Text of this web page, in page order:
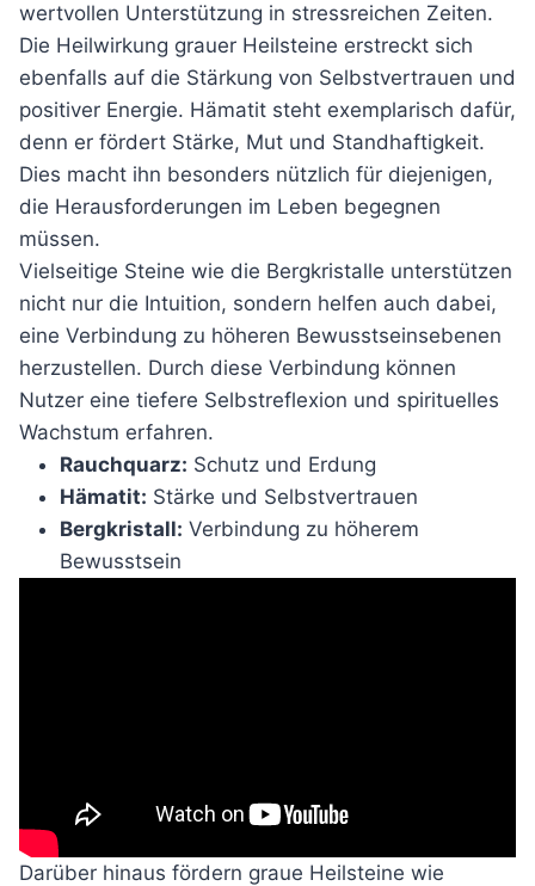
wertvollen Unterstützung in stressreichen Zeiten.
Die Heilwirkung grauer Heilsteine erstreckt sich
ebenfalls auf die Stärkung von Selbstvertrauen und
positiver Energie. Hämatit steht exemplarisch dafür,
denn er fördert Stärke, Mut und Standhaftigkeit.
Dies macht ihn besonders nützlich für diejenigen,
die Herausforderungen im Leben begegnen
müssen.
Vielseitige Steine wie die Bergkristalle unterstützen
nicht nur die Intuition, sondern helfen auch dabei,
eine Verbindung zu höheren Bewusstseinsebenen
herzustellen. Durch diese Verbindung können
Nutzer eine tiefere Selbstreflexion und spirituelles
Wachstum erfahren.
Rauchquarz: Schutz und Erdung
Hämatit: Stärke und Selbstvertrauen
Bergkristall: Verbindung zu höherem
Bewusstsein
Darüber hinaus fördern graue Heilsteine wie